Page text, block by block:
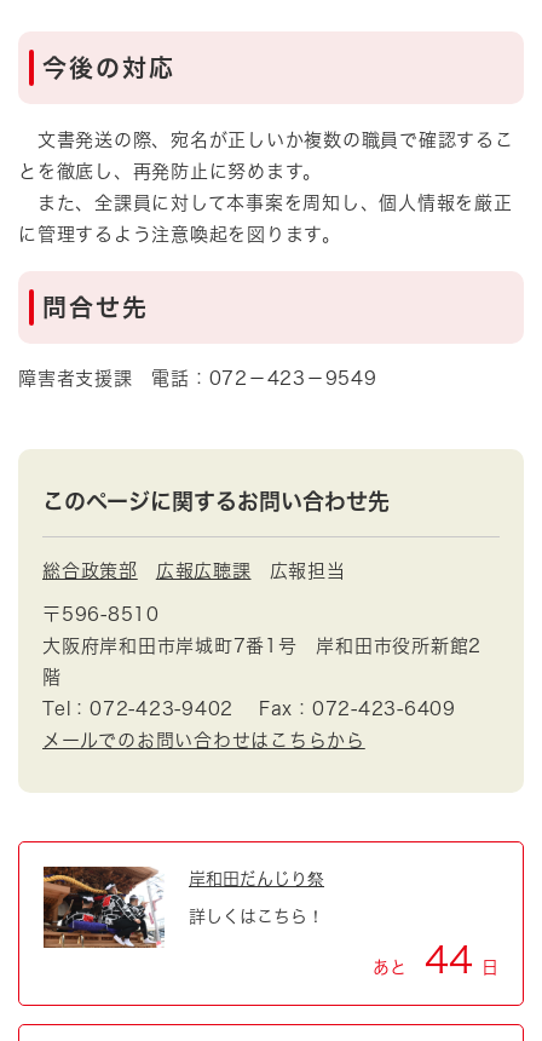
今後の対応
文書発送の際、宛名が正しいか複数の職員で確認するこ
とを徹底し、再発防止に努めます。
また、全課員に対して本事案を周知し、個人情報を厳正
に管理するよう注意喚起を図ります。
問合せ先
障害者支援課 電話：072－423－9549
このページに関するお問い合わせ先
総合政策部 広報広聴課 広報担当
〒596-8510
大阪府岸和田市岸城町7番1号 岸和田市役所新館2
階
Tel：072-423-9402
Fax：072-423-6409
メールでのお問い合わせはこちらから
岸和田だんじり祭
詳しくはこちら！
あと 44 日